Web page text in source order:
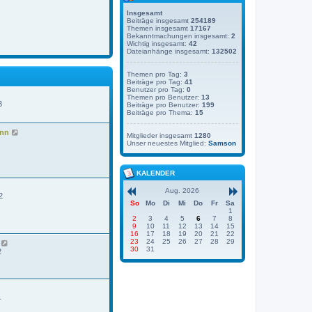
r
Insgesamt
Beiträge insgesamt 254189
Themen insgesamt 17167
Bekanntmachungen insgesamt: 2
Wichtig insgesamt: 42
Dateianhänge insgesamt: 132502
Themen pro Tag: 3
Beiträge pro Tag: 41
Benutzer pro Tag: 0
Themen pro Benutzer: 13
Beiträge pro Benutzer: 199
Beiträge pro Thema: 15
Mitglieder insgesamt 1280
Unser neuestes Mitglied: Samson
KALENDER
Aug. 2026
So
Mo Di Mi Do Fr
Sa
1
2
3 4 5 6 7
8
9
10 11 12 13 14
15
16
17 18 19 20 21
22
23
24 25 26 27 28
29
30
31